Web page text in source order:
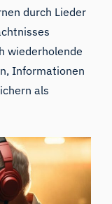
durch Lieder
wiederholende
Informationen
als